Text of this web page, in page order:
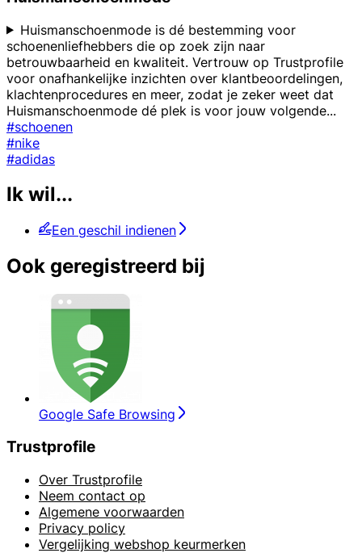
Huismanschoenmode is dé bestemming voor
schoenenliefhebbers die op zoek zijn naar
betrouwbaarheid en kwaliteit. Vertrouw op Trustprofile
voor onafhankelijke inzichten over klantbeoordelingen,
klachtenprocedures en meer, zodat je zeker weet dat
Huismanschoenmode dé plek is voor jouw volgende...
#schoenen
#nike
#adidas
Ik wil...
Een geschil indienen
Ook geregistreerd bij
Google Safe Browsing
Trustprofile
Over Trustprofile
Neem contact op
Algemene voorwaarden
Privacy policy
Vergelijking webshop keurmerken